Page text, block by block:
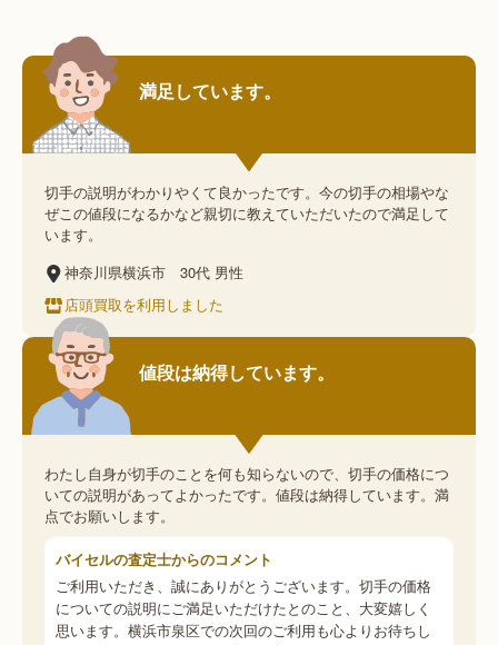
満足しています。
切手の説明がわかりやくて良かったです。今の切手の相場やな
ぜこの値段になるかなど親切に教えていただいたので満足して
います。
神奈川県横浜市
30代 男性
店頭買取を利用しました
値段は納得しています。
わたし自身が切手のことを何も知らないので、切手の価格につ
いての説明があってよかったです。値段は納得しています。満
点でお願いします。
バイセルの査定士からのコメント
ご利用いただき、誠にありがとうございます。切手の価格
についての説明にご満足いただけたとのこと、大変嬉しく
思います。横浜市泉区での次回のご利用も心よりお待ちし